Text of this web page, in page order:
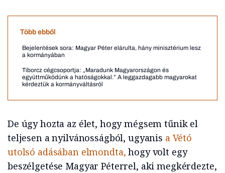
Több ebből
Bejelentések sora: Magyar Péter elárulta, hány minisztérium lesz
a kormányában
Tiborcz cégcsoportja: „Maradunk Magyarországon és
együttműködünk a hatóságokkal.” A leggazdagabb magyarokat
kérdeztük a kormányváltásról
De úgy hozta az élet, hogy mégsem tűnik el
teljesen a nyilvánosságból, ugyanis a Vétó
utolsó adásában elmondta, hogy volt egy
beszélgetése Magyar Péterrel, aki megkérdezte,